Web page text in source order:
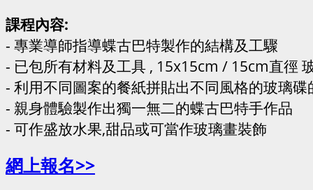
課程內容:
- 專業導師指導蝶古巴特製作的結構及工驟
- 已包所有材料及工具 , 15x15cm / 15cm直徑
- 利用不同圖案的餐紙拼貼出不同風格的玻璃碟
- 親身體驗製作出獨一無二的蝶古巴特手作品
- 可作盛放水果,甜品或可當作玻璃畫裝飾
網上報名>>